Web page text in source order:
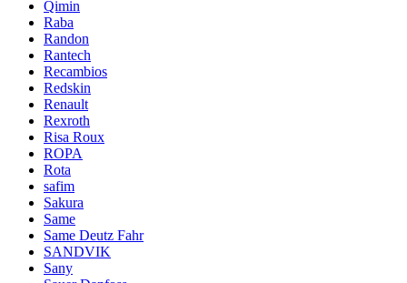
Qimin
Raba
Randon
Rantech
Recambios
Redskin
Renault
Rexroth
Risa Roux
ROPA
Rota
safim
Sakura
Same
Same Deutz Fahr
SANDVIK
Sany